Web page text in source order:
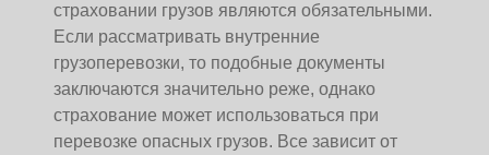
страховании грузов являются обязательными.
Если рассматривать внутренние
грузоперевозки, то подобные документы
заключаются значительно реже, однако
страхование может использоваться при
перевозке опасных грузов. Все зависит от